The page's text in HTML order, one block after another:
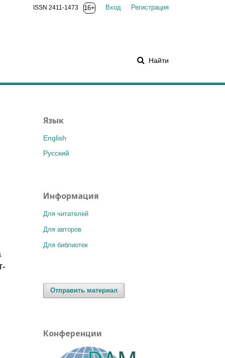
Найти
Регистрация
Вход
ISSN 2411-1473 16+
Язык
English
Русский
Информация
Для читателей
Для авторов
Для библиотек
Отправить материал
Конференции